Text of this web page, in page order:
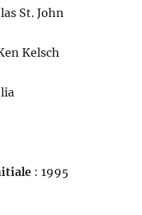
St. John
Kelsch
: 1995